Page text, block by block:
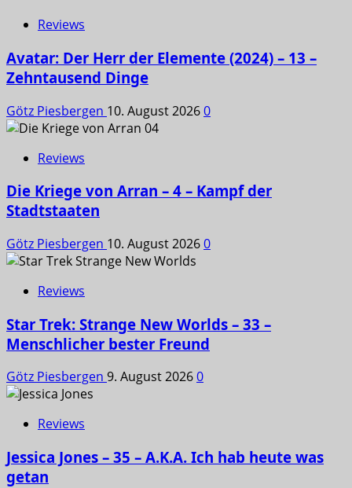
Reviews
Avatar: Der Herr der Elemente (2024) – 13 –
Zehntausend Dinge
Götz Piesbergen 10. August 20260
Reviews
Die Kriege von Arran – 4 – Kampf der
Stadtstaaten
Götz Piesbergen 10. August 20260
Reviews
Star Trek: Strange New Worlds – 33 –
Menschlicher bester Freund
Götz Piesbergen 9. August 20260
Reviews
Jessica Jones – 35 – A.K.A. Ich hab heute was
getan